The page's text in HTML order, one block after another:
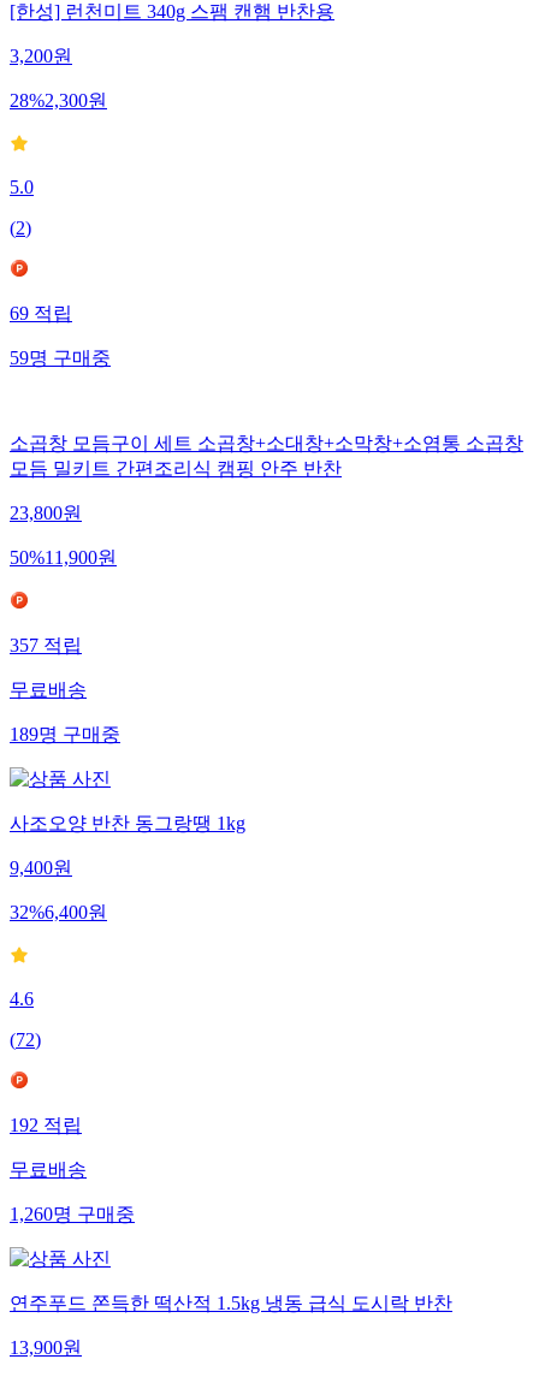
[한성] 런천미트 340g 스팸 캔햄 반찬용
3,200원
28%2,300원
5.0
(2)
69 적립
59명 구매중
소곱창 모듬구이 세트 소곱창+소대창+소막창+소염통 소곱창
모듬 밀키트 간편조리식 캠핑 안주 반찬
23,800원
50%11,900원
357적립
무료배송
189명구매중
사조오양 반찬 동그랑땡 1kg
9,400원
32%6,400원
4.6
(72)
192적립
무료배송
1,260명구매중
연주푸드 쫀득한 떡산적 1.5kg 냉동 급식 도시락 반찬
13,900원